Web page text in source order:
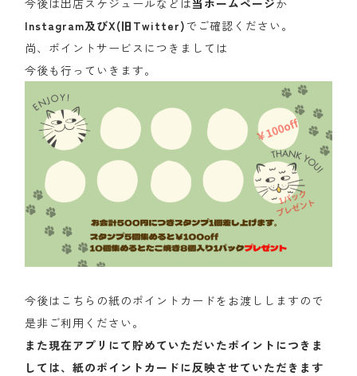
今後は出店スケジュールなどは当ホームページか
Instagram及びX(旧Twitter) でご確認ください。
尚、ポイントサービスにつきましては
今後も行っていきます。
今後はこちらの紙のポイントカードをお渡ししますので
是非ご利用ください。
また現在アプリにて貯めていただいたポイントにつきま
しては、紙のポイントカードに反映させていただきます